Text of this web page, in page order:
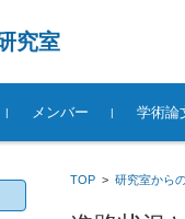
究室
メンバー 学術論
TOP> 研究室から